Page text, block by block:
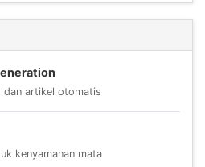
dan artikel otomatis
kenyamanan mata